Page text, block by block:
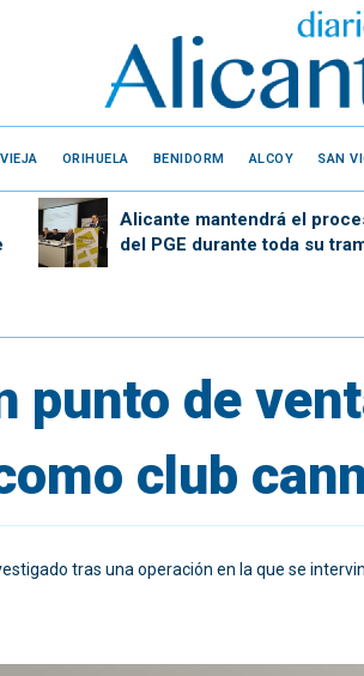
ORIHUELA BENIDORM ALCOY SAN
Alicante mantendrá el
del PGE durante toda su
punto de
club
tras una operación en la que se